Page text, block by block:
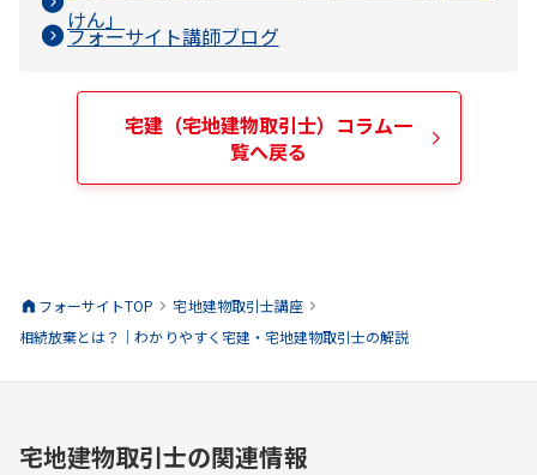
けん」
フォーサイト講師ブログ
宅建（宅地建物取引士） コラム一
覧へ戻る
フォーサイトTOP 宅地建物取引士講座
相続放棄とは？｜わかりやすく宅建・宅地建物取引士の解説
宅地建物取引士の関連情報